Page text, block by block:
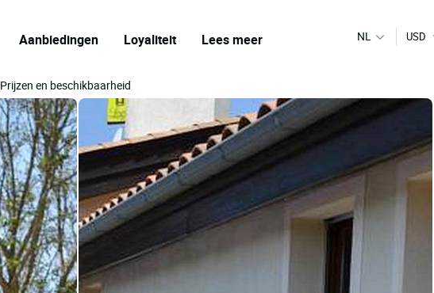
Aanbiedingen Loyaliteit Lees meer NL USD
Prijzen en beschikbaarheid